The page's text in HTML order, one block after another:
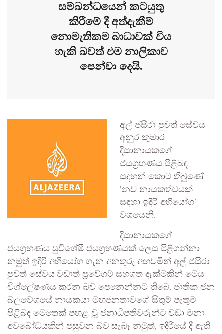
සම්බන්ධයෙන් කටයුතු
කිරීමේ දී අත්දැකීම්
නොමැතිකම බාධාවක් විය
හැකි බවත් එම නාලිකාව
පෙන්වා දෙයි.
අල් ජසීරා පුවත් සේවය
අනුර කුමාර
දිසානායකගේ
ජයග්‍රහණය පිළිබඳ
සඳහන් කොට තිබුණේ
‘නව නායකත්වයක්
සඳහා ඉදිරි අභියෝග’
වශයෙනි.
දිසානායකගේ
ජයග්‍රහණය සුවිශේෂී ජයග්‍රහණයක් ලෙස පිළිගන්නා
නමුත් ඉදිරි අභියෝග ගැන අනතුරු අඟවමින් අල් ජසීරා
පුවත් සේවය වඩාත් ප්‍රවේශම් සහගත දැක්මකින් මෙය
විශ්ලේෂණය කරන බව පෙනෙන්නට තිබේ. ජාතික ජන
බලවේගයේ නායකයා මහජනතාවගේ සිතුම් පැතුම්
පිළිබඳ මෙතෙක් පහළ වූ ජනාධිපතිවරුන්ට වඩා මනා
අවබෝධයකින් පසුවන බව සැබෑ නමුත්, ඉදිරියේ දී ඇති